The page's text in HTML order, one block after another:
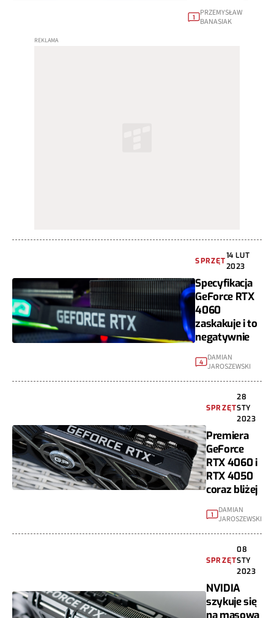
1
PRZEMYSŁAW
BANASIAK
SPRZĘT
14 LUT
2023
Specyfikacja
GeForce RTX
4060
zaskakuje i to
negatywnie
4
DAMIAN
JAROSZEWSKI
SPRZĘT
28
STY
2023
Premiera
GeForce
RTX 4060 i
RTX 4050
coraz bliżej
1
DAMIAN
JAROSZEWSKI
SPRZĘT
08
STY
2023
NVIDIA
szykuje się